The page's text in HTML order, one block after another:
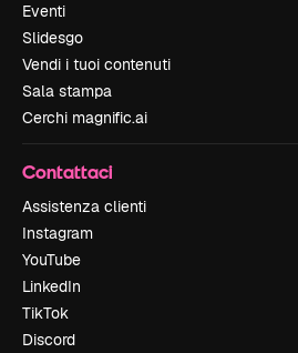
Eventi
Slidesgo
Vendi i tuoi contenuti
Sala stampa
Cerchi magnific.ai
Contattaci
Assistenza clienti
Instagram
YouTube
LinkedIn
TikTok
Discord